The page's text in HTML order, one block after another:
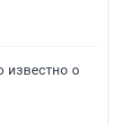
известно о